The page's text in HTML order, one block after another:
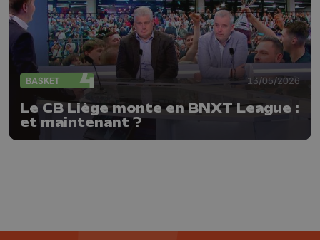
BASKET 13/05/2026
Le CB Liège monte en BNXT League :
et maintenant ?